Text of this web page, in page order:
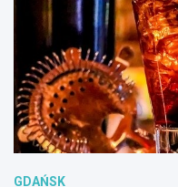
GDAŃSK